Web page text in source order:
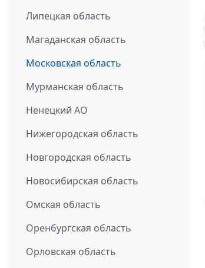
Липецкая область
Магаданская область
Московская область
Мурманская область
Ненецкий АО
Нижегородская область
Новгородская область
Новосибирская область
Омская область
Оренбургская область
Орловская область